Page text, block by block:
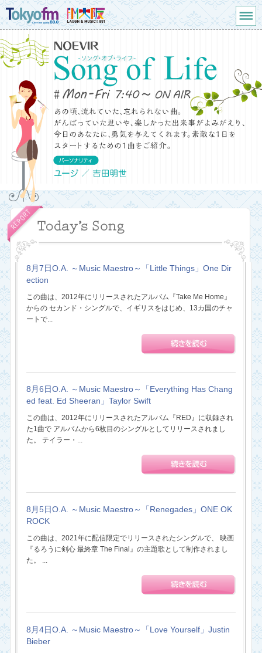
8月7日O.A. ～Music Maestro～「Little Things」One Dir
ection
この曲は、2012年にリリースされたアルバム『Take Me Home』
からの セカンド・シングルで、イギリスをはじめ、13カ国のチャ
ートで...
8月6日O.A. ～Music Maestro～「Everything Has Chang
ed feat. Ed Sheeran」Taylor Swift
この曲は、2012年にリリースされたアルバム『RED』に収録され
た1曲で アルバムから6枚目のシングルとしてリリースされまし
た。 テイラー・...
8月5日O.A. ～Music Maestro～「Renegades」ONE OK
ROCK
この曲は、2021年に配信限定でリリースされたシングルで、 映画
『るろうに剣心 最終章 The Final』の主題歌として制作されまし
た。 ...
8月4日O.A. ～Music Maestro～「Love Yourself」Justin
Bieber